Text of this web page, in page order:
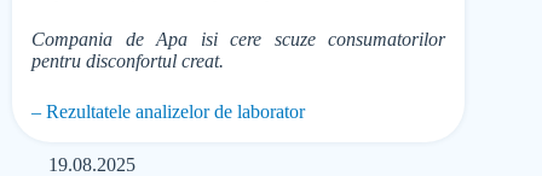
Compania de Apa isi cere scuze consumatorilor
pentru disconfortul creat.
– Rezultatele analizelor de laborator
19.08.2025